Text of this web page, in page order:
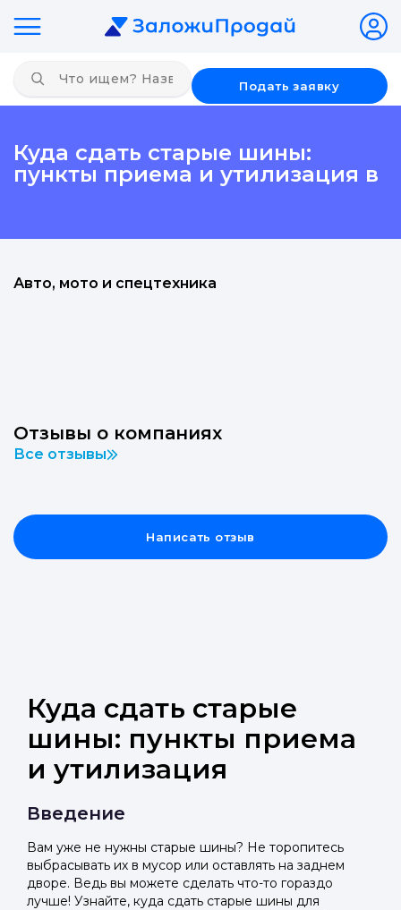
Подать заявку
Куда сдать старые шины:
пункты приема и утилизация в
Авто, мото и спецтехника
Отзывы о компаниях
Все отзывы
Написать отзыв
Куда сдать старые
шины: пункты приема
и утилизация
Введение
Вам уже не нужны старые шины? Не торопитесь
выбрасывать их в мусор или оставлять на заднем
дворе. Ведь вы можете сделать что-то гораздо
лучше! Узнайте, куда сдать старые шины для